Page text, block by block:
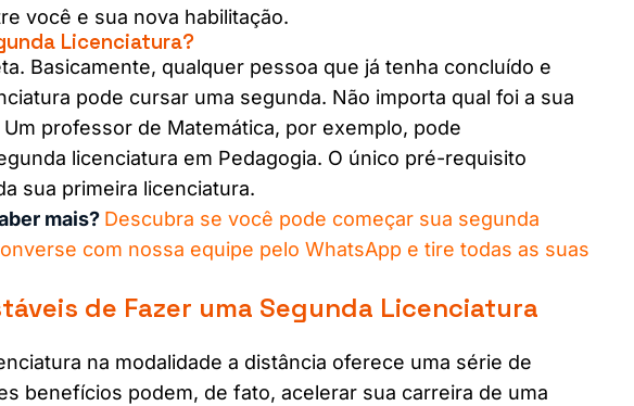
você e sua nova habilitação.
Licenciatura?
Basicamente, qualquer pessoa que já tenha concluído e
pode cursar uma segunda. Não importa qual foi a sua
professor de Matemática, por exemplo, pode
licenciatura em Pedagogia. O único pré-requisito
sua primeira licenciatura.
mais? Descubra se você pode começar sua segunda
com nossa equipe pelo WhatsApp e tire todas as suas
de Fazer uma Segunda Licenciatura
na modalidade a distância oferece uma série de
benefícios podem, de fato, acelerar sua carreira de uma